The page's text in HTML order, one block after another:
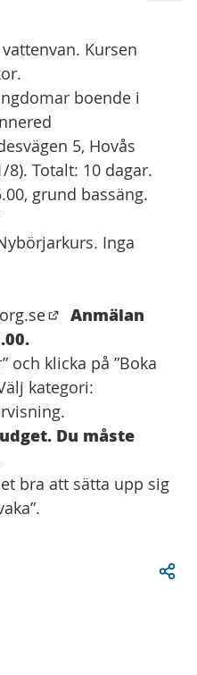
Kursen
boende i
5, Hovås
8). Totalt: 10 dagar.
grund bassäng.
år
Inga
Anmälan
och klicka på ”Boka
kategori:
Du måste
bra att sätta upp sig